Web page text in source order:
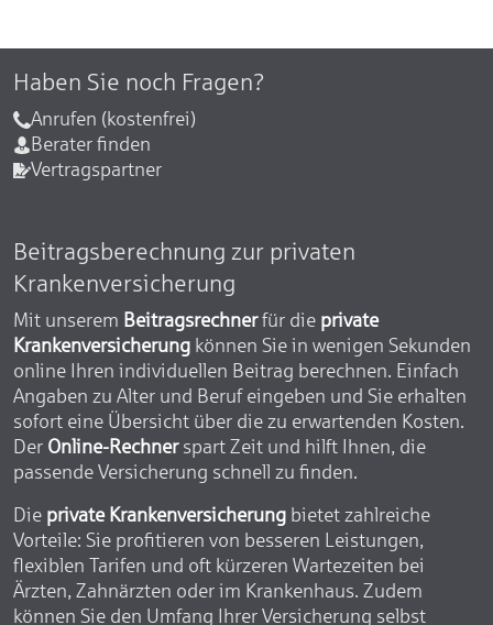
Haben Sie noch Fragen?
Anrufen (kostenfrei)
Berater finden
Vertragspartner
Beitragsberechnung zur privaten
Krankenversicherung
Mit unserem Beitragsrechnerfür die private
Krankenversicherung können Sie in wenigen Sekunden
online Ihren individuellen Beitrag berechnen. Einfach
Angaben zu Alter und Beruf eingeben und Sie erhalten
sofort eine Übersicht über die zu erwartenden Kosten.
Der Online-Rechnerspart Zeit und hilft Ihnen, die
passende Versicherung schnell zu finden.
Die private Krankenversicherung bietet zahlreiche
Vorteile: Sie profitieren von besseren Leistungen,
flexiblen Tarifen und oft kürzeren Wartezeiten bei
Ärzten, Zahnärzten oder im Krankenhaus. Zudem
können Sie den Umfang Ihrer Versicherung selbst